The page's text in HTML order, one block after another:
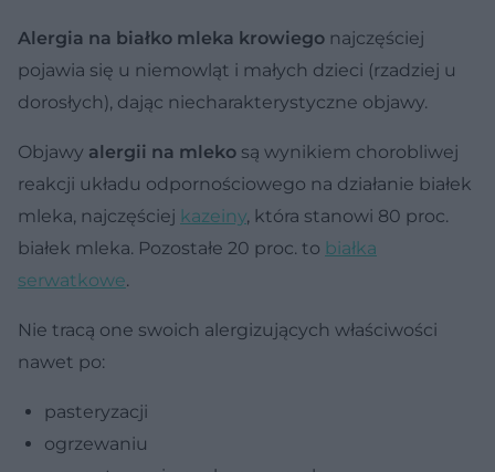
Alergia na białko mleka krowiego najczęściej
pojawia się u niemowląt i małych dzieci (rzadziej u
dorosłych), dając niecharakterystyczne objawy.
Objawy alergii na mleko są wynikiem chorobliwej
reakcji układu odpornościowego na działanie białek
mleka, najczęściej kazeiny, która stanowi 80 proc.
białek mleka. Pozostałe 20 proc. to białka
serwatkowe.
Nie tracą one swoich alergizujących właściwości
nawet po:
pasteryzacji
ogrzewaniu